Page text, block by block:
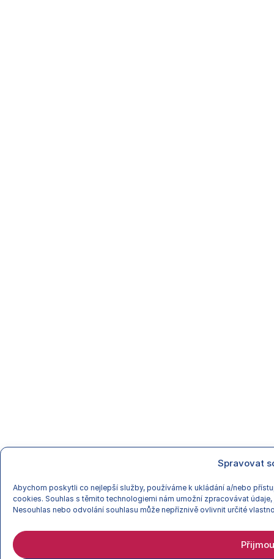
Spravovat
Abychom poskytli co nejlepší služby, používáme k ukládání a/nebo
cookies. Souhlas s těmito technologiemi nám umožní zpracovávat
Nesouhlas nebo odvolání souhlasu může nepříznivě ovlivnit určité